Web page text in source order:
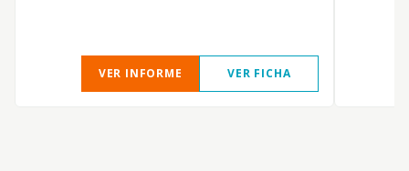
VER INFORME VER FICHA